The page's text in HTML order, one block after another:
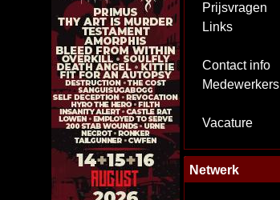
Prijsvragen
Links
Contact info
Medewerkers
Vacature
Netwerk